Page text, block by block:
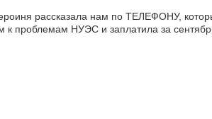
рассказала нам по ТЕЛЕФОНУ,
проблемам НУЭС и заплатила за